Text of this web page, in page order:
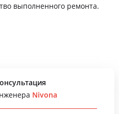
выполненного ремонта.
Nivona